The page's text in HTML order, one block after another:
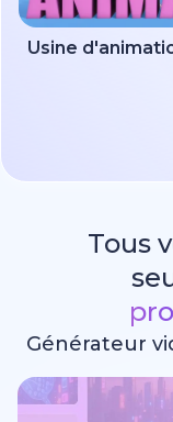
Usine
Tous
Générateur